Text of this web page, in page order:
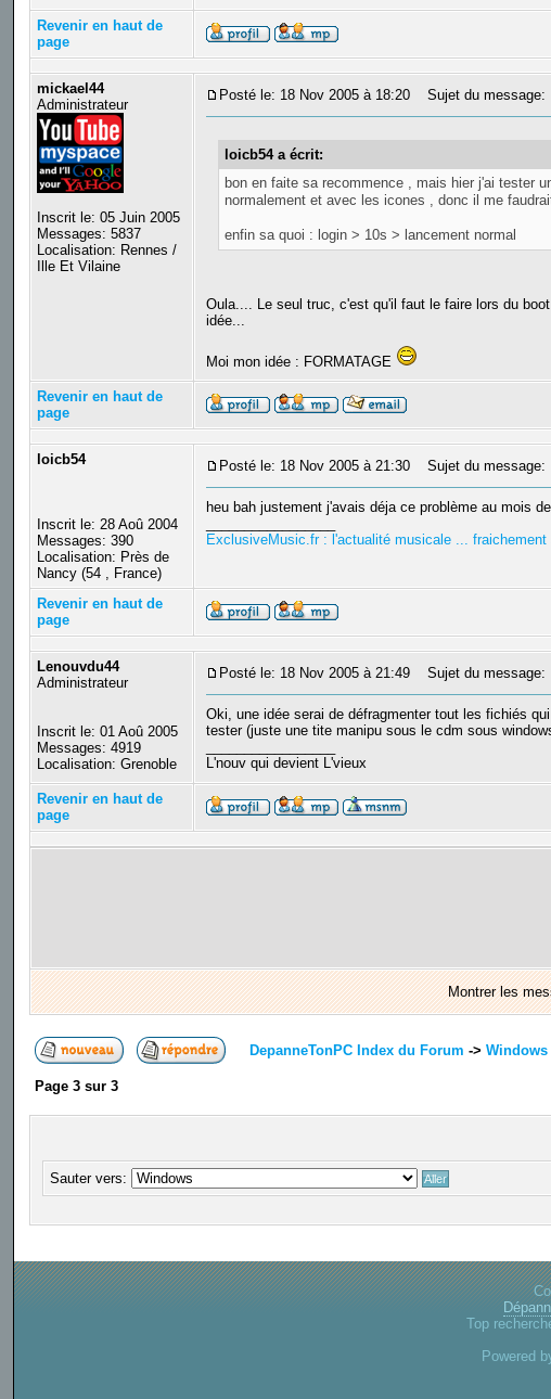
Revenir en haut de
page
mickael44
Administrateur
Inscrit le: 05 Juin 2005
Messages: 5837
Localisation: Rennes /
Ille Et Vilaine
Posté le: 18 Nov 2005 à 18:20 Sujet du message:
loicb54 a écrit:
bon en faite sa recommence , mais hier j'ai tester
normalement et avec les icones , donc il me
enfin sa quoi : login > 10s > lancement normal
Oula.... Le seul truc, c'est qu'il faut le faire lors du
idée...
Moi mon idée : FORMATAGE
Revenir en haut de
page
loicb54
Inscrit le: 28 Aoû 2004
Messages: 390
Localisation: Près de
Nancy (54 , France)
Posté le: 18 Nov 2005 à 21:30 Sujet du message:
heu bah justement j'avais déja ce problème au mois
ExclusiveMusic.fr : l'actualité musicale ...
Revenir en haut de
page
Lenouvdu44
Administrateur
Inscrit le: 01 Aoû 2005
Messages: 4919
Localisation: Grenoble
Posté le: 18 Nov 2005 à 21:49 Sujet du message:
Oki, une idée serai de défragmenter tout les fichiés
tester (juste une tite manipu sous le cdm sous
L'nouv qui devient L'vieux
Revenir en haut de
page
Montrer les
DepanneTonPC Index du Forum -> Windows
Page 3sur 3
Sauter vers:
Top
Powered